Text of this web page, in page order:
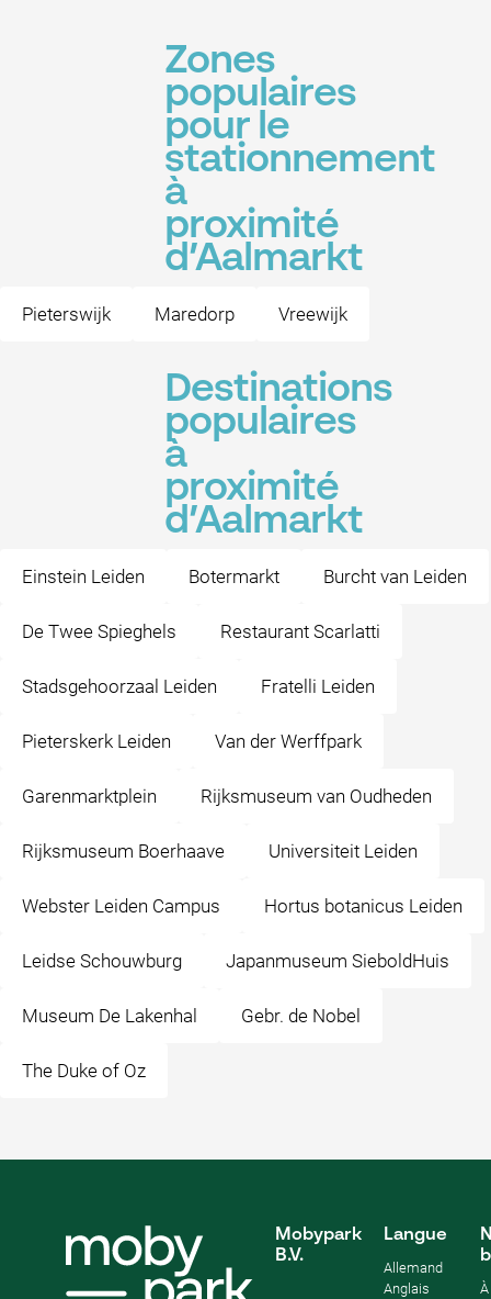
Zones
populaires
pour le
stationnement
à
proximité
d’Aalmarkt
Pieterswijk Maredorp Vreewijk
Destinations
populaires
à
proximité
d’Aalmarkt
Einstein Leiden Botermarkt Burcht van Leiden
De Twee Spieghels Restaurant Scarlatti
Stadsgehoorzaal Leiden Fratelli Leiden
Pieterskerk Leiden Van der Werffpark
Garenmarktplein Rijksmuseum van Oudheden
Rijksmuseum Boerhaave Universiteit Leiden
Webster Leiden Campus Hortus botanicus Leiden
Leidse Schouwburg Japanmuseum SieboldHuis
Museum De Lakenhal Gebr. de Nobel
The Duke of Oz
Mobypark
B.V.
Langue
Allemand
Anglais